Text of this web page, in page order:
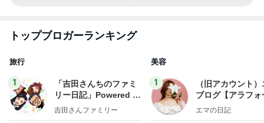
トップブロガーランキング
旅行
1
「吉田さんちのファミ
リー日記」Powered b
y Ameba 吉田さんファ
吉田さんファミリー
美容
1
（旧アカウント
ブログ【アラフォ
社売却セカンドラ
エマの日記